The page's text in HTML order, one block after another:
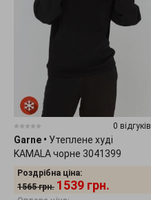
0 відгуків
Garne • Утеплене худі
KAMALA чорне 3041399
Роздрібна ціна:
1565 грн. 1539 грн.